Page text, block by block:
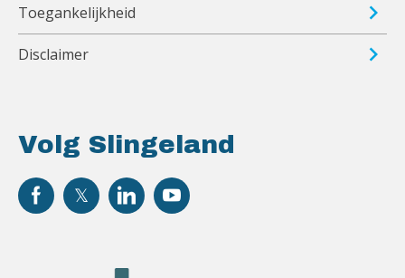
Volg Slingeland
Toegankelijkheid
Disclaimer